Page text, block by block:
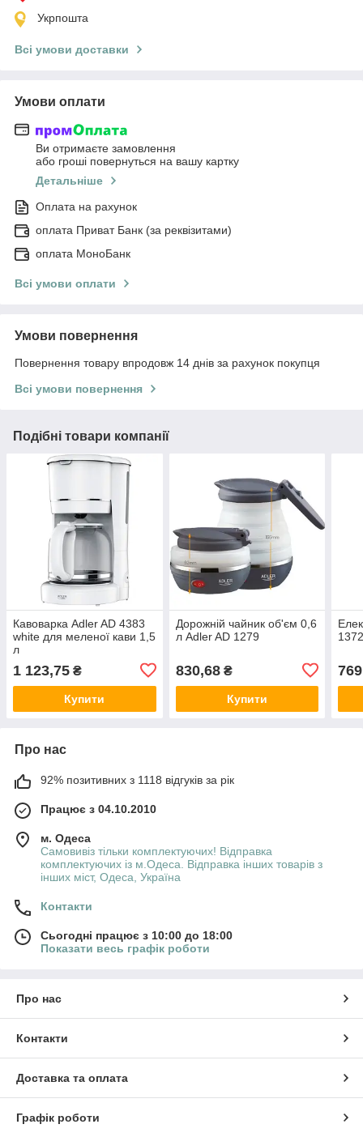
Укрпошта
Всі умови доставки
Умови оплати
Ви отримаєте замовлення
або гроші повернуться на вашу картку
Детальніше
Оплата на рахунок
оплата Приват Банк (за реквізитами)
оплата МоноБанк
Всі умови оплати
Умови повернення
Повернення товару впродовж 14 днів за рахунок покупця
Всі умови повернення
Подібні товари компанії
Кавоварка Adler AD 4383
white для меленої кави 1,5
л
1 123,75 ₴
Купити
Дорожній чайник об'єм 0,6
л Adler AD 1279
830,68₴
Купити
Про нас
92% позитивних з 1118 відгуків за рік
Працює з 04.10.2010
м. Одеса
Самовивіз тільки комплектуючих! Відправка
комплектуючих із м.Одеса. Відправка інших товарів з
інших міст, Одеса, Україна
Контакти
Сьогодні працює з 10:00 до 18:00
Показати весь графік роботи
Про нас
Контакти
Доставка та оплата
Графік роботи